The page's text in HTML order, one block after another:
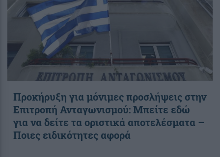
Προκήρυξη για μόνιμες προσλήψεις στην
Επιτροπή Ανταγωνισμού: Μπείτε εδώ
για να δείτε τα οριστικά αποτελέσματα –
Ποιες ειδικότητες αφορά